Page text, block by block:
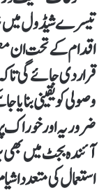
تیسرے شیڈول میں
اقدام کے تحت ان
قرار دی جائے گی
وصولی کو یقینی
ضروریہ اور خوراک
آئندہ بجٹ میں
استعمال کی متعدد